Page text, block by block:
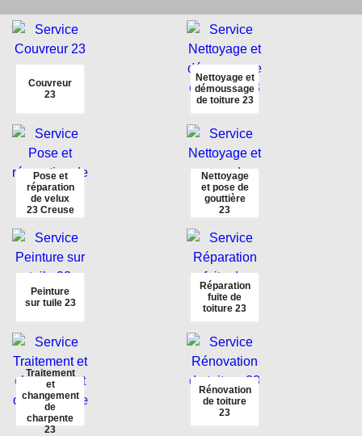
Couvreur
23
Nettoyage et
démoussage
de toiture 23
Pose et
réparation
de velux
23 Creuse
Nettoyage
et pose de
gouttière
23
Peinture
sur tuile 23
Réparation
fuite de
toiture 23
Traitement
et
changement
de
charpente
23
Rénovation
de toiture
23